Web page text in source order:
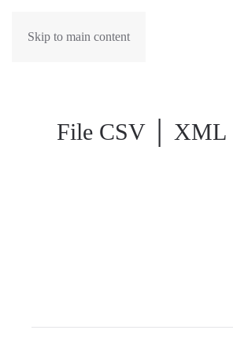
Skip to main content
File CSV │ XML